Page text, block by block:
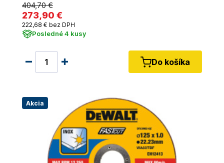
404,70 €
273,90 €
222,68 € bez DPH
Posledné 4 kusy
Do košíka
Akcia